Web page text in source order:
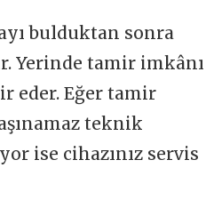
bulduktan sonra
Yerinde tamir imkânı
eder. Eğer tamir
teknik
ise cihazınız servis